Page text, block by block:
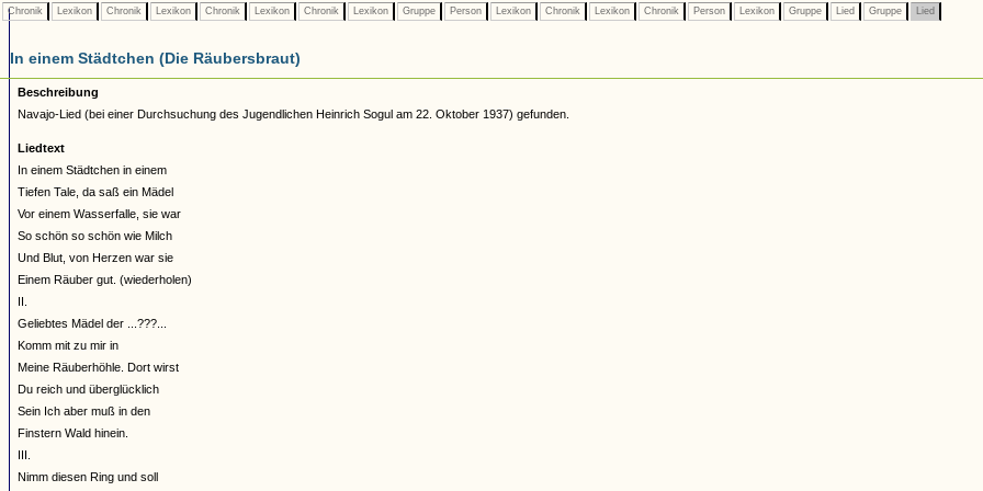
Chronik Lexikon Chronik Lexikon Chronik Lexikon Chronik Lexikon Gruppe Person Lexikon Chronik Lexikon Chronik Person Lexikon Gruppe Lied Gruppe Lied
In einem Städtchen (Die Räubersbraut)
Beschreibung
Navajo-Lied (bei einer Durchsuchung des Jugendlichen Heinrich Sogul am 22. Oktober 1937) gefunden.
Liedtext
In einem Städtchen in einem
Tiefen Tale, da saß ein Mädel
Vor einem Wasserfalle, sie war
So schön so schön wie Milch
Und Blut, von Herzen war sie
Einem Räuber gut. (wiederholen)
II.
Geliebtes Mädel der ...???...
Komm mit zu mir in
Meine Räuberhöhle. Dort wirst
Du reich und überglücklich
Sein Ich aber muß in den
Finstern Wald hinein.
III.
Nimm diesen Ring und soll